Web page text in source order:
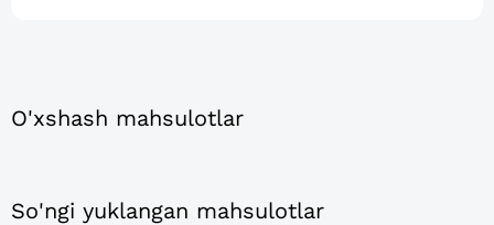
O'xshash mahsulotlar
So'ngi yuklangan mahsulotlar